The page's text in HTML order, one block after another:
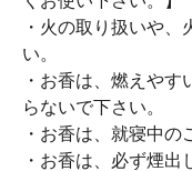
・火の取り扱いや
い。
・お香は、燃えや
らないで下さい。
・お香は、就寝中の
・お香は、必ず煙